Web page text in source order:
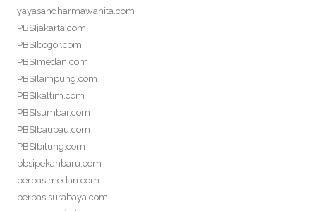
yayasandharmawanita.com
PBSIjakarta.com
PBSIbogor.com
PBSImedan.com
PBSIlampung.com
PBSIkaltim.com
PBSIsumbar.com
PBSIbaubau.com
PBSIbitung.com
pbsipekanbaru.com
perbasimedan.com
perbasisurabaya.com